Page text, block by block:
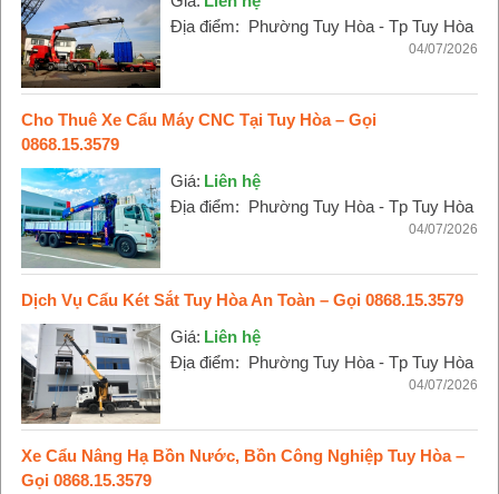
Địa điểm: Phường Tuy Hòa - Tp Tuy Hòa
04/07/2026
Cho Thuê Xe Cẩu Máy CNC Tại Tuy Hòa – Gọi
0868.15.3579
Giá: Liên hệ
Địa điểm: Phường Tuy Hòa - Tp Tuy Hòa
04/07/2026
Dịch Vụ Cẩu Két Sắt Tuy Hòa An Toàn – Gọi 0868.15.3579
Giá: Liên hệ
Địa điểm: Phường Tuy Hòa - Tp Tuy Hòa
04/07/2026
Xe Cẩu Nâng Hạ Bồn Nước, Bồn Công Nghiệp Tuy Hòa –
Gọi 0868.15.3579